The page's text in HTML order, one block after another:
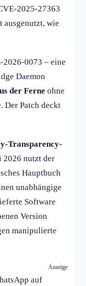
2025-27363
ausgenutzt, wie
0073 – eine
Daemon
der Ferne ohne
Der Patch deckt
Transparency-
2026 nutzt der
Hauptbuch
unabhängige
Software
Version
manipulierte
Anzeige
auf